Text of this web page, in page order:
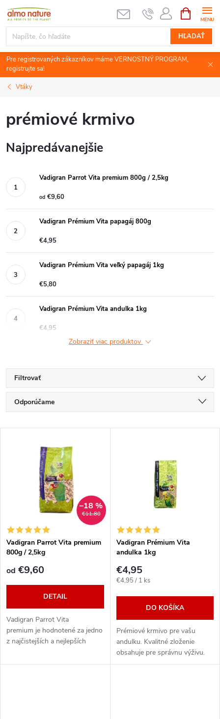
Prejsť
obsah
HĽADAŤ
KOŠÍK
Pre registrovaných zákazníkov máme VERNOSTNÝ PROGRAM,
registrujte sa!
Vtáky
prémiové krmivo
Najpredávanejšie
Vadigran Parrot Vita premium 800g / 2,5kg
od €9,60
Vadigran Prémium Vita papagáj 800g
€4,95
Vadigran Prémium Vita veľký papagáj 1kg
€5,80
Vadigran Prémium Vita andulka 1kg
€4,95
Zobraziť viac produktov
Filtrovať
R
a
i
e
p
o
d
u
Odporúčame
Najpredávanejšie
Abecedne
s
p
r
o
d
u
€11,80
–18 %
Vadigran Parrot Vita premium
800g / 2,5kg
od €9,60
DETAIL
Vadigran Parrot Vita
premium je hodnotené za jedno
z najčistejších a nejlepších
99% parameter klíčivosti zrnin
Vadigran Prémium Vita
andulka 1kg
€4,95
Jednotková
€4,95 / 1 ks
DO KOŠÍKA
Prémiové krmivo pre vašu
andulku. Kvalitné zloženie
obsahuje pre správnu výživu.
Semienka v ideálnej zmesi. V